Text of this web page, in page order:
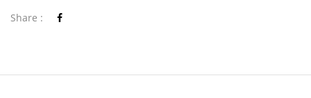
Share :